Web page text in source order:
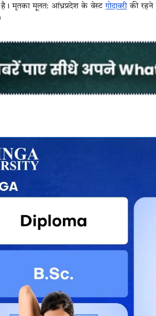
है। मृतका मूलत: आंध्रप्रदेश के वेस्टगोदावरीकी रहने